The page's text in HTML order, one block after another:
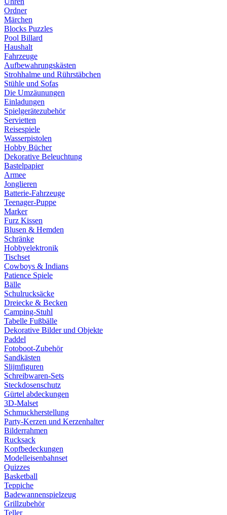
Ordner
Märchen
Blocks Puzzles
Pool Billard
Haushalt
Fahrzeuge
Aufbewahrungskästen
Strohhalme und Rührstäbchen
Stühle und Sofas
Die Umzäunungen
Einladungen
Spielgerätezubehör
Servietten
Reisespiele
Wasserpistolen
Hobby Bücher
Dekorative Beleuchtung
Bastelpapier
Armee
Jonglieren
Batterie-Fahrzeuge
Teenager-Puppe
Marker
Furz Kissen
Blusen & Hemden
Schränke
Hobbyelektronik
Tischset
Cowboys & Indians
Patience Spiele
Bälle
Schulrucksäcke
Dreiecke & Becken
Camping-Stuhl
Tabelle Fußbälle
Dekorative Bilder und Objekte
Paddel
Fotoboot-Zubehör
Sandkästen
Slijmfiguren
Schreibwaren-Sets
Steckdosenschutz
Gürtel abdeckungen
3D-Malset
Schmuckherstellung
Party-Kerzen und Kerzenhalter
Bilderrahmen
Rucksack
Kopfbedeckungen
Modelleisenbahnset
Quizzes
Basketball
Teppiche
Badewannenspielzeug
Grillzubehör
Teller